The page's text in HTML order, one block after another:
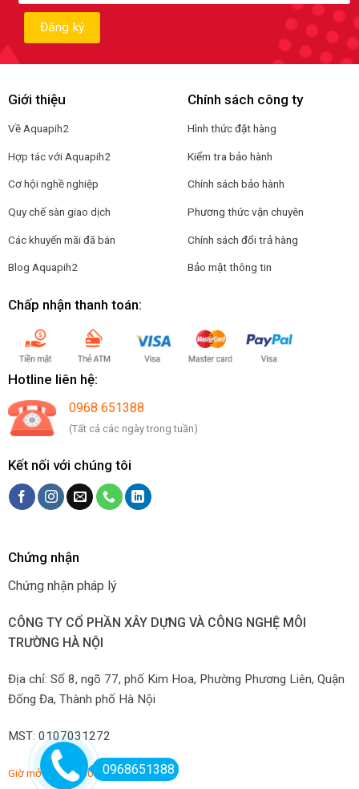
Giới thiệu
Về Aquapih2
Hợp tác với Aquapih2
Cơ hội nghề nghiệp
Quy chế sàn giao dịch
Các khuyến mãi đã bán
Blog Aquapih2
Chính sách công ty
Hình thức đặt hàng
Kiểm tra bảo hành
Chính sách bảo hành
Phương thức vận chuyên
Chính sách đổi trả hàng
Bảo mật thông tin
Chấp nhận thanh toán:
Hotline liên hệ:
0968 651388
(Tất cả các ngày trong tuần)
Kết nối với chúng tôi
Chứng nhận
Chứng nhận pháp lý
CÔNG TY CỔ PHẦN XÂY DỰNG VÀ CÔNG NGHỆ MÔI
TRƯỜNG HÀ NỘI
Địa chỉ: Số 8, ngõ 77, phố Kim Hoa, Phường Phương Liên, Quận
Đống Đa, Thành phố Hà Nội
MST: 0107031272
Giờ mở hàng: 7:00-22:00 hàng ngày
0968651388